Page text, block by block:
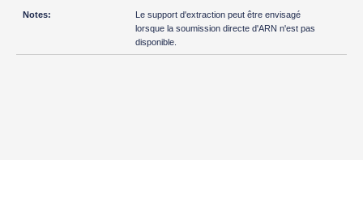
Le support d'extraction peut être envisagé
lorsque la soumission directe d'ARN n'est pas
disponible.